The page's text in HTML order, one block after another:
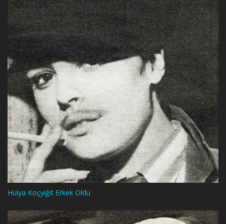
Hülya Koçyiğit Erkek Oldu